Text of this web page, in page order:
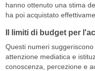
hanno ottenuto una stima
ha poi acquistato
Il limiti di budget per
Questi numeri
attenzione mediatica e
conoscenza, percezione e